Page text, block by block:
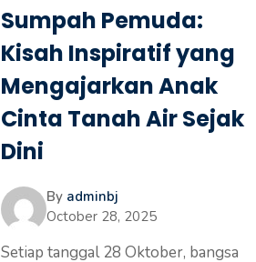
Sumpah Pemuda:
Kisah Inspiratif yang
Mengajarkan Anak
Cinta Tanah Air Sejak
Dini
By adminbj
October 28, 2025
Setiap tanggal 28 Oktober, bangsa